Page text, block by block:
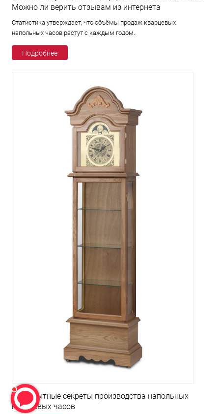
Можно ли верить отзывам из интернета
Статистика утверждает, что объёмы продаж кварцевых
напольных часов растут с каждым годом.
Подробнее
Любопытные секреты производства напольных
кварцевых часов